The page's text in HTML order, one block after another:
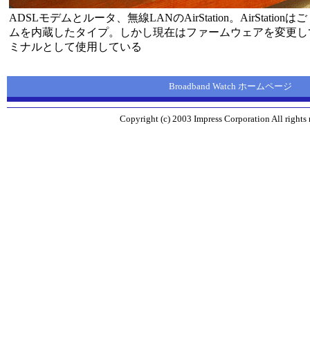
ADSLモデムとルータ、無線LANのAirStation。AirStationは
ムを内蔵したタイプ。しかし現在はファームウェアを変更
ミナルとして使用している
Broadband Watch ホームページ
Copyright (c) 2003 Impress Corporation All rights